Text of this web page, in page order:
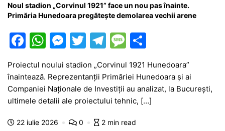
Noul stadion „Corvinul 1921” face un nou pas înainte.
Primăria Hunedoara pregătește demolarea vechii arene
F
c
e
b
o
W
at
s
A
p
M
s
s
e
n
T
itt
er
T
el
e
gr
a
m
M
s
s
a
g
ta
je
a
Proiectul noului stadion „Corvinul 1921 Hunedoara”
înaintează. Reprezentanții Primăriei Hunedoara și ai
Companiei Naționale de Investiții au analizat, la București,
ultimele detalii ale proiectului tehnic, […]
22 iulie 2026 0 2 min read